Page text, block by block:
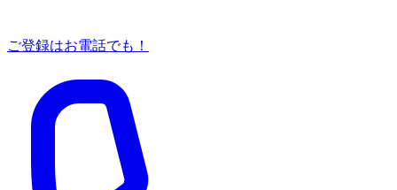
ご登録はお電話でも！